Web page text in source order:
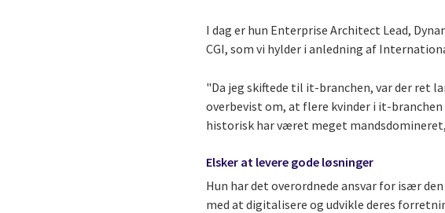
I dag er hun Enterprise Architect Lead,
CGI, som vi hylder i anledning af
"Da jeg skiftede til it-branchen, var der ret
overbevist om, at flere kvinder i it-branchen
historisk har været meget
Elsker at levere gode løsninger
Hun har det overordnede ansvar for især
med at digitalisere og udvikle deres